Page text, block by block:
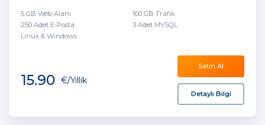
5 GB Web Alanı
100 GB Trafik
250 Adet E-Posta
3 Adet MYSQL
Linux & Windows
15.90 €/Yıllık
Satın Al
Detaylı Bilgi